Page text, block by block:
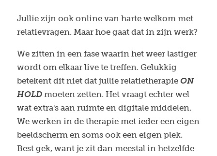
Jullie zijn ook online van harte welkom met
relatievragen. Maar hoe gaat dat in zijn werk?
We zitten in een fase waarin het weer lastiger
wordt om elkaar live te treffen. Gelukkig
betekent dit niet dat jullie relatietherapie ON
HOLD moeten zetten. Het vraagt echter wel
wat extra's aan ruimte en digitale middelen.
We werken in de therapie met ieder een eigen
beeldscherm en soms ook een eigen plek.
Best gek, want je zit dan meestal in hetzelfde